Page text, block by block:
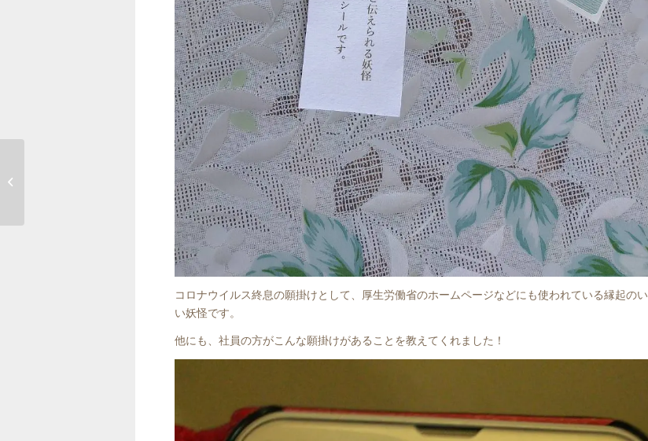
コロナウイルス終息の願掛けとして、厚生労働省のホームページなどにも使われている縁起のい
い妖怪です。
他にも、社員の方がこんな願掛けがあることを教えてくれました！